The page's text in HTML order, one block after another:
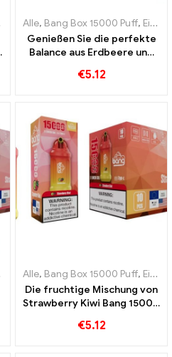
,
Alle, Bang Box 15000 Puff, Einweg-E-Zigaretten Schweden
Genießen Sie die perfekte
Balance aus Erdbeere und
Puff Einweg-E-Zigarette
€5.12
,
Alle, Bang Box 15000 Puff, Einweg-E-Zigaretten Schweden
Die fruchtige Mischung von
Strawberry Kiwi Bang 15000
des Sommers ein
€5.12